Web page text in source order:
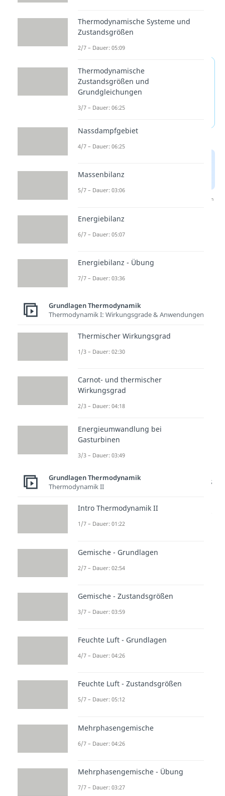
Reaktionsenthalpie und
Reaktionsentropie —
häufigste Fragen
Nach Beantwortung speichern wir deine Antwort, um
unserer
verstehen
Reaktionsentropie sind zentrale
Größen der Thermodynamik und
wichtig für den Blick auf
chemische Prozesse. Du ordnest
Entropie und freie Enthalpie ein
und setzt sie zu Temperatur,
Druck und Stoffmengen in
ein Prozess Energie abgibt oder
aufnimmt und wie sich das auf
Reaktion auswirkt. Weitere Videos
Ingenieurwissenschaftenbereich
zur Videoseite: Reaktionsenthalpie
Beliebte Inhalte aus dem
Grundlagen
Thermodynamik
Enthalp
Gibbs-
Energie
ebilanz
Intro
k
Dauer:
Thermodynamische Systeme und
Zustandsgrößen
2/7 – Dauer: 05:09
Thermodynamische
Zustandsgrößen und
Grundgleichungen
3/7 – Dauer: 06:25
Nassdampfgebiet
4/7 – Dauer: 06:25
Massenbilanz
5/7 – Dauer: 03:06
Energiebilanz
6/7 – Dauer: 05:07
Energiebilanz - Übung
7/7 – Dauer: 03:36
Grundlagen Thermodynamik
Thermodynamik I: Wirkungsgrade & Anwendungen
Thermischer Wirkungsgrad
1/3 – Dauer: 02:30
Carnot- und thermischer
Wirkungsgrad
2/3 – Dauer: 04:18
Energieumwandlung bei
Gasturbinen
3/3 – Dauer: 03:49
Grundlagen Thermodynamik
Thermodynamik II
Intro Thermodynamik II
1/7 – Dauer: 01:22
Gemische - Grundlagen
2/7 – Dauer: 02:54
Gemische - Zustandsgrößen
3/7 – Dauer: 03:59
Feuchte Luft - Grundlagen
4/7 – Dauer: 04:26
Feuchte Luft - Zustandsgrößen
5/7 – Dauer: 05:12
Mehrphasengemische
6/7 – Dauer: 04:26
Mehrphasengemische - Übung
7/7 – Dauer: 03:27